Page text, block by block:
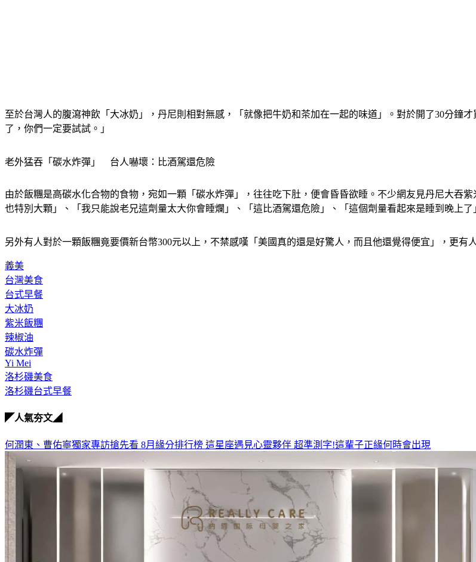
至於台灣人的腹瀉神飲「大冰奶」，丹尼則相對無感，「就像把牛奶和茶加在一起的味道」。對於開了30分鐘
了，你們一定要試試。」
老外猛吞「碳水炸彈」　台人嚇壞：比酒駕還危險
由於飯糰是高碳水化合物的食物，宛如一顆「碳水炸彈」，往往吃下肚，便會昏昏欲睡。不少網友見丹尼大吞
也特別大顆」、「我只能說老兄這劑量太大你會睡爛」、「這比酒駕還危險」、「這個劑量看起來是睡到晚上了
另外有人對於一顆飯糰竟要價新台幣300元以上，不禁感嘆「美國真的還是好驚人，而且他還覺得便宜」，更有
義美
台灣美食
台式早餐
大冰奶
紫米飯糰
辣椒油
碳水炸彈
Yi Mei
洛杉磯美食
洛杉磯台式早餐
◤人氣夯文◢
何潤東、曹佑寧獨家專訪搶先看 8月緣分排行榜 這星座遇見心靈夥伴 超準測字!這輩子正緣何時會出現